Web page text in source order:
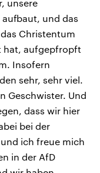
unsere
und das
Christentum
hat, aufgepfropft
Insofern
sehr, sehr viel.
Geschwister. Und
dass wir hier
bei der
ich freue mich
in der AfD